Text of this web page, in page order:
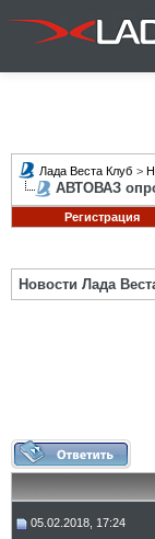
Лада Веста Клуб >
АВТОВАЗ
Регистрация
Новости Лада
05.02.2018, 17:24